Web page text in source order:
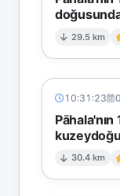
29.5 km
10:31:23
Pāhala'nın
30.4 km